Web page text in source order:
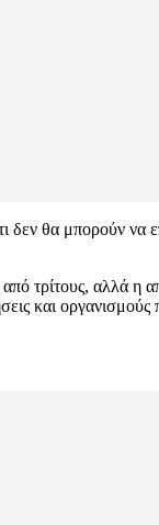
θα μπορούν να
τρίτους, αλλά η
και